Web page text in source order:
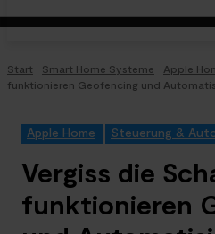
Start Smart Home Systeme Apple
funktionieren Geofencing und
Apple Home Steuerung &
Vergiss die
funktionieren